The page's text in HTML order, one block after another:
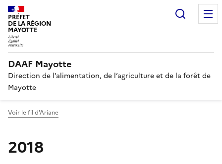
PRÉFET
DE LA RÉGION
MAYOTTE
DAAF Mayotte
Direction de l’alimentation, de l’agriculture et de la forêt de
Mayotte
Voir le fil d'Ariane
2018